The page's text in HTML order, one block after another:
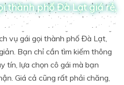
thành phố Đà Lạt giá rẻ,
vụ gái gọi thành phố Đà Lạt,
Bạn chỉ cần tìm kiếm thông
tín, lựa chọn cô gái mà bạn
Giá cả cũng rất phải chăng,